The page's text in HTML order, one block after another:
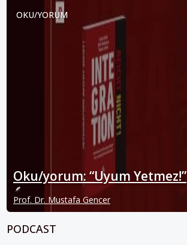
OKU/YORUM
Oku/yorum: “Uyum Yetmez!”
Prof. Dr. Mustafa Gencer
PODCAST